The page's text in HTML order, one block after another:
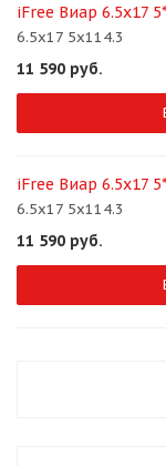
iFree Виар 6.5x17
6.5x17 5x114.3
11 590 руб.
iFree Виар 6.5x17
6.5x17 5x114.3
11 590 руб.